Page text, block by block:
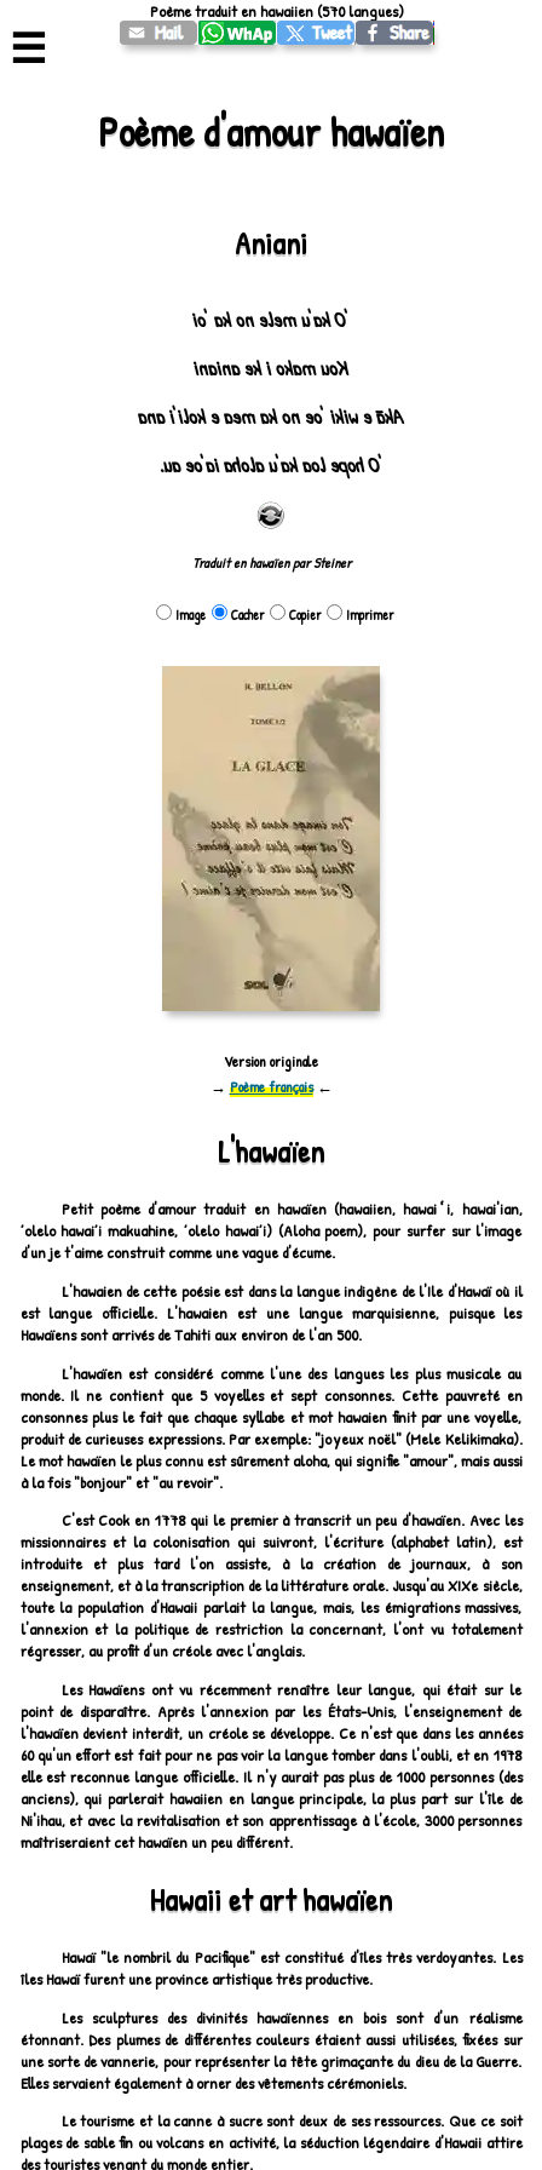
☰
Poème d'amour hawaïen
Aniani
'O ka'u mele no ka 'oi
Kou mako i ke aniani
Akā e wiki 'oe no ka mea e koli'i ana
'O hope loa ka'u aloha ia'oe au.
Traduit en hawaïen par Steiner
Image Cacher Copier Imprimer
Version originale
→ Poème français←
L'hawaïen
Petit poème d'amour traduit en hawaïen (hawaiien, hawaiʻi, hawai'ian,
’olelo hawai’i makuahine, ’olelo hawai’i) (Aloha poem), pour surfer sur l'image
d'un je t'aime construit comme une vague d'écume.
L'hawaien de cette poésie est dans la langue indigène de l'Ile d'Hawaï où il
est langue officielle. L'hawaien est une langue marquisienne, puisque les
Hawaïens sont arrivés de Tahiti aux environ de l'an 500.
L'hawaïen est considéré comme l'une des langues les plus musicale au
monde. Il ne contient que 5 voyelles et sept consonnes. Cette pauvreté en
consonnes plus le fait que chaque syllabe et mot hawaien finit par une voyelle,
produit de curieuses expressions. Par exemple: "joyeux noël" (Mele Kelikimaka).
Le mot hawaïen le plus connu est sûrement aloha, qui signifie "amour", mais aussi
à la fois "bonjour" et "au revoir".
C'est Cook en 1778 qui le premier à transcrit un peu d'hawaïen. Avec les
missionnaires et la colonisation qui suivront, l'écriture (alphabet latin), est
introduite et plus tard l'on assiste, à la création de journaux, à son
enseignement, et à la transcription de la littérature orale. Jusqu'au XIXe siècle,
toute la population d'Hawaii parlait la langue, mais, les émigrations massives,
l'annexion et la politique de restriction la concernant, l'ont vu totalement
régresser, au profit d'un créole avec l'anglais.
Les Hawaïens ont vu récemment renaître leur langue, qui était sur le
point de disparaître. Après l'annexion par les États-Unis, l'enseignement de
l'hawaïen devient interdit, un créole se développe. Ce n'est que dans les années
60 qu'un effort est fait pour ne pas voir la langue tomber dans l'oubli, et en 1978
elle est reconnue langue officielle. Il n'y aurait pas plus de 1000 personnes (des
anciens), qui parlerait hawaiien en langue principale, la plus part sur l'île de
Ni'ihau, et avec la revitalisation et son apprentissage à l'école, 3000 personnes
maîtriseraient cet hawaïen un peu différent.
Hawaii et art hawaïen
Hawaï "le nombril du Pacifique" est constitué d'îles très verdoyantes. Les
îles Hawaï furent une province artistique très productive.
Les sculptures des divinités hawaïennes en bois sont d'un réalisme
étonnant. Des plumes de différentes couleurs étaient aussi utilisées, fixées sur
une sorte de vannerie, pour représenter la tête grimaçante du dieu de la Guerre.
Elles servaient également à orner des vêtements cérémoniels.
Le tourisme et la canne à sucre sont deux de ses ressources. Que ce soit
plages de sable fin ou volcans en activité, la séduction légendaire d'Hawaii attire
des touristes venant du monde entier.
Poème traduit en hawaiien (570 langues)